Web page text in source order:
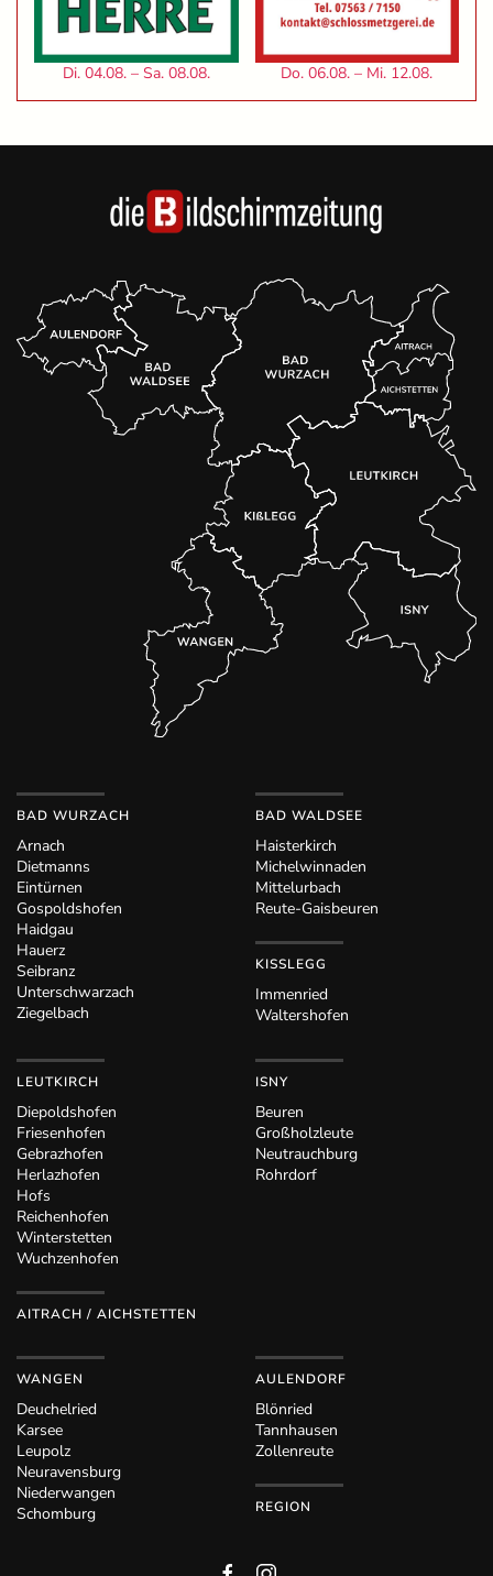
Di. 04.08. – Sa. 08.08. Do. 06.08. – Mi. 12.08.
BAD WURZACH
Arnach
Dietmanns
Eintürnen
Gospoldshofen
Haidgau
Hauerz
Seibranz
Unterschwarzach
Ziegelbach
BAD WALDSEE
Haisterkirch
Michelwinnaden
Mittelurbach
Reute-Gaisbeuren
KISSLEGG
Immenried
Waltershofen
LEUTKIRCH
Diepoldshofen
Friesenhofen
Gebrazhofen
Herlazhofen
Hofs
Reichenhofen
Winterstetten
Wuchzenhofen
AITRACH / AICHSTETTEN
ISNY
Beuren
Großholzleute
Neutrauchburg
Rohrdorf
WANGEN
Deuchelried
Karsee
Leupolz
Neuravensburg
Niederwangen
Schomburg
AULENDORF
Blönried
Tannhausen
Zollenreute
REGION